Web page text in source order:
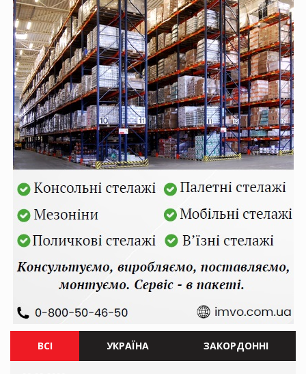
ВСІ УКРАЇНА ЗАКОРДОННІ